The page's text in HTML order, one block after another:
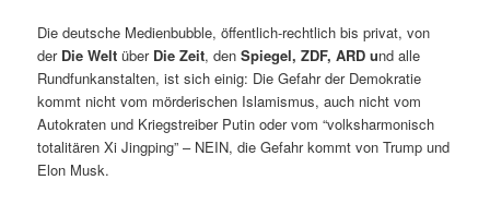
Die deutsche Medienbubble, öffentlich-rechtlich bis privat, von
der Die Welt über Die Zeit, denSpiegel, ZDF, ARD und alle
Rundfunkanstalten, ist sich einig: Die Gefahr der Demokratie
kommt nicht vom mörderischen Islamismus, auch nicht vom
Autokraten und Kriegstreiber Putin oder vom “volksharmonisch
totalitären Xi Jingping” – NEIN, die Gefahr kommt von Trump und
Elon Musk.